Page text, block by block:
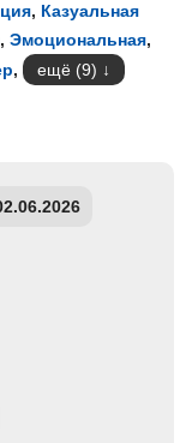
, Казуальная
, Эмоциональная,
, ещё (9)